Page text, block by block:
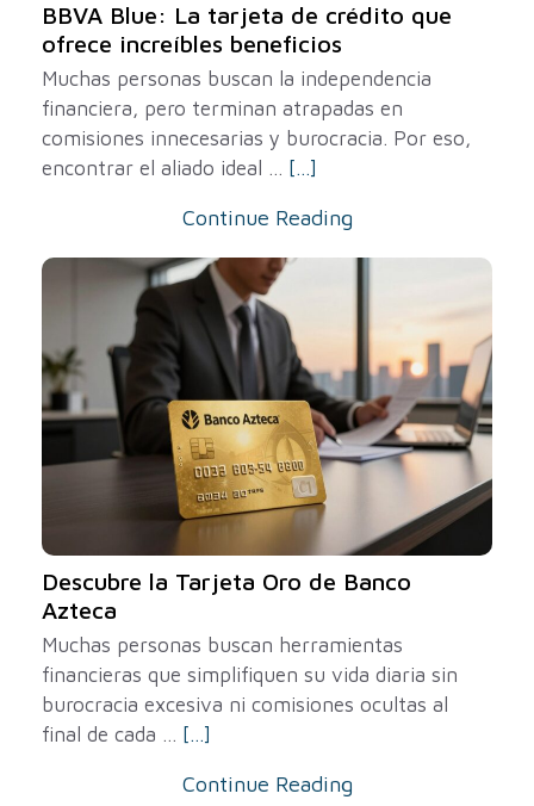
BBVA Blue: La tarjeta de crédito que
ofrece increíbles beneficios
Muchas personas buscan la independencia
financiera, pero terminan atrapadas en
comisiones innecesarias y burocracia. Por eso,
encontrar el aliado ideal ... [...]
Continue Reading
Descubre la Tarjeta Oro de Banco
Azteca
Muchas personas buscan herramientas
financieras que simplifiquen su vida diaria sin
burocracia excesiva ni comisiones ocultas al
final de cada ... [...]
Continue Reading